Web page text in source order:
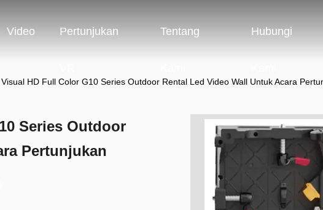
Video Pertunjukan Tentang Hubungi
HD Full Color G10 Series Outdoor Rental Led Video Wall Untuk Acara
Series Outdoor
Pertunjukan